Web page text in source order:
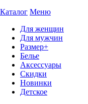
Каталог Меню
Для женщин
Для мужчин
Размер+
Белье
Аксессуары
Скидки
Новинки
Детское